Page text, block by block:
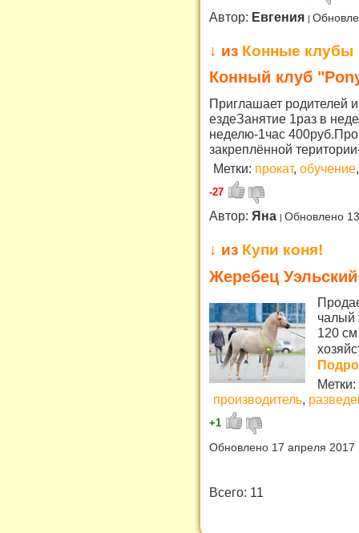
Автор: Евгения
↓ из Конные клубы
Конный клуб
Приглашает родителей
ездеЗанятие 1раз в
неделю-1час
закреплённой
Метки: прокат, обучение,
-27
Автор: Яна Обновлено
↓ из Купи коня!
Жеребец
чалый
120
Метки:
производитель,
+1
Обновлено 17 апреля 2017
Всего: 11